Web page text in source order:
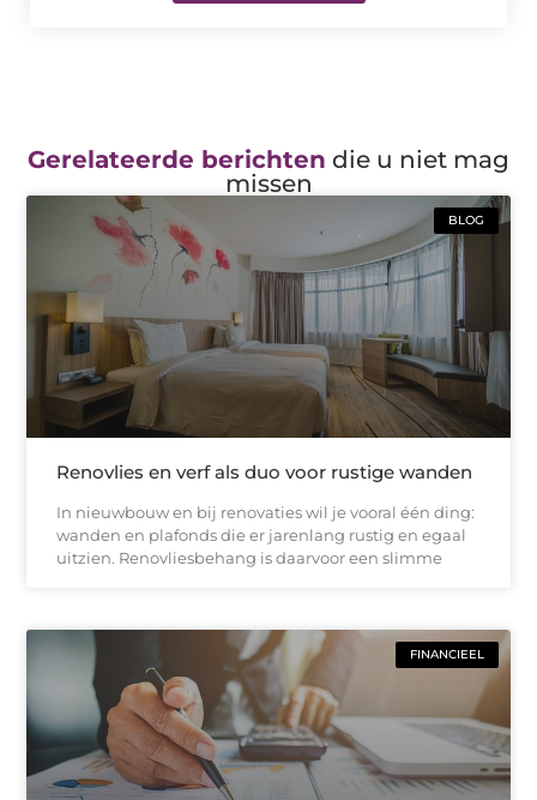
Gerelateerde berichten die u niet mag
missen
BLOG
Renovlies en verf als duo voor rustige wanden
In nieuwbouw en bij renovaties wil je vooral één ding:
wanden en plafonds die er jarenlang rustig en egaal
uitzien. Renovliesbehang is daarvoor een slimme
FINANCIEEL